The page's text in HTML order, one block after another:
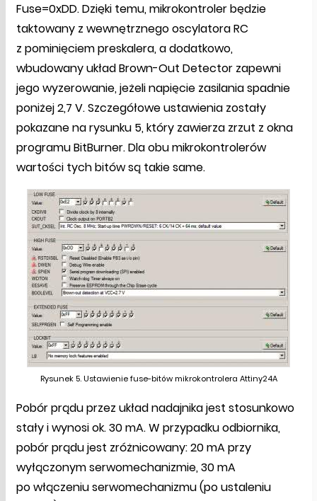
Fuse=0xDD. Dzięki temu, mikrokontroler będzie
taktowany z wewnętrznego oscylatora RC
z pominięciem preskalera, a dodatkowo,
wbudowany układ Brown-Out Detector zapewni
jego wyzerowanie, jeżeli napięcie zasilania spadnie
poniżej 2,7 V. Szczegółowe ustawienia zostały
pokazane na rysunku 5, który zawierza zrzut z okna
programu BitBurner. Dla obu mikrokontrolerów
wartości tych bitów są takie same.
Rysunek 5. Ustawienie fuse-bitów mikrokontrolera Attiny24A
Pobór prądu przez układ nadajnika jest stosunkowo
stały i wynosi ok. 30 mA. W przypadku odbiornika,
pobór prądu jest zróżnicowany: 20 mA przy
wyłączonym serwomechanizmie, 30 mA
po włączeniu serwomechanizmu (po ustaleniu